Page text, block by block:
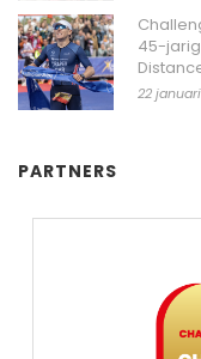
45-
22
PARTNERS